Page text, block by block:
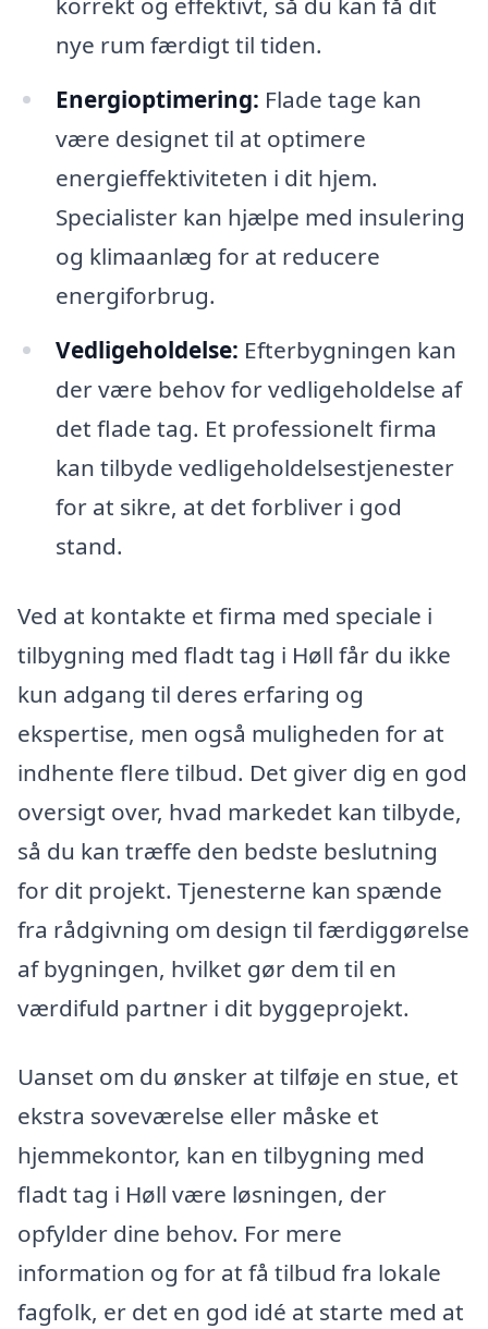
nye rum færdigt til tiden.
Energioptimering: Flade tage kan
være designet til at optimere
energieffektiviteten i dit hjem.
Specialister kan hjælpe med insulering
og klimaanlæg for at reducere
energiforbrug.
Vedligeholdelse: Efterbygningen kan
der være behov for vedligeholdelse af
det flade tag. Et professionelt firma
kan tilbyde vedligeholdelsestjenester
for at sikre, at det forbliver i god
stand.
Ved at kontakte et firma med speciale i
tilbygning med fladt tag i Høll får du ikke
kun adgang til deres erfaring og
ekspertise, men også muligheden for at
indhente flere tilbud. Det giver dig en god
oversigt over, hvad markedet kan tilbyde,
så du kan træffe den bedste beslutning
for dit projekt. Tjenesterne kan spænde
fra rådgivning om design til færdiggørelse
af bygningen, hvilket gør dem til en
værdifuld partner i dit byggeprojekt.
Uanset om du ønsker at tilføje en stue, et
ekstra soveværelse eller måske et
hjemmekontor, kan en tilbygning med
fladt tag i Høll være løsningen, der
opfylder dine behov. For mere
information og for at få tilbud fra lokale
fagfolk, er det en god idé at starte med at